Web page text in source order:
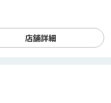
店舗詳細